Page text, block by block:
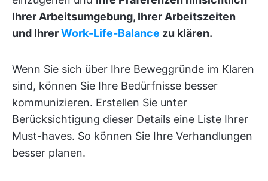
Ihrer Arbeitsumgebung, Ihrer Arbeitszeiten
und IhrerWork-Life-Balance zu klären.
Wenn Sie sich über Ihre Beweggründe im Klaren
sind, können Sie Ihre Bedürfnisse besser
kommunizieren. Erstellen Sie unter
Berücksichtigung dieser Details eine Liste Ihrer
Must-haves. So können Sie Ihre Verhandlungen
besser planen.